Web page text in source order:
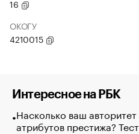
16
ОКОГУ
4210015
Интересное на РБК
Насколько ваш авторитет
атрибутов престижа?